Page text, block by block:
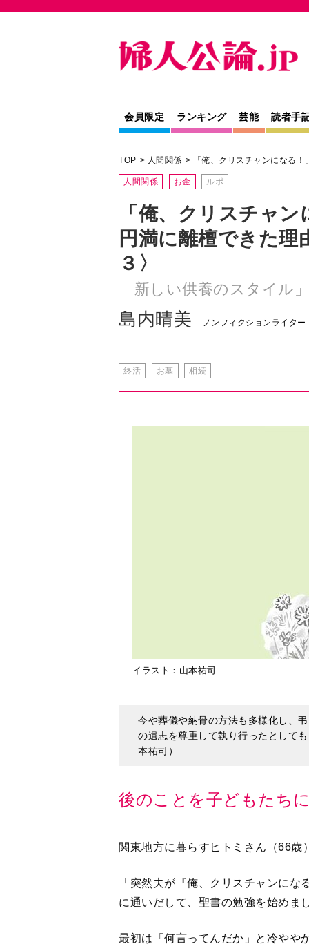
会員限定 ランキング 芸能 読者手
TOP 人間関係 「俺、クリスチャンになる
人間関係 お金 ルポ
「俺、クリスチャ
円満に離檀できた理
３〉
「新しい供養のスタイル
島内晴美 ノンフィクションライター
終活 お墓 相続
イラスト：山本祐司
今や葬儀や納骨の方法も多様化し、
の遺志を尊重して執り行ったとして
本祐司）
後のことを子どもたち
関東地方に暮らすヒトミさん（66
「突然夫が『俺、クリスチャンに
に通いだして、聖書の勉強を始め
最初は「何言ってんだか」と冷やや